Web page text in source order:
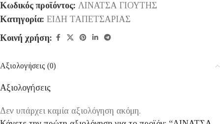
Κωδικός προϊόντος: ΛΙΝΑΤΣΑ ΓΙΟΥΤΗΣ
Κατηγορία: ΕΙΔΗ ΤΑΠΕΤΣΑΡΙΑΣ
Κοινή χρήση:
Αξιολογήσεις (0)
Αξιολογήσεις
Δεν υπάρχει καμία αξιολόγηση ακόμη.